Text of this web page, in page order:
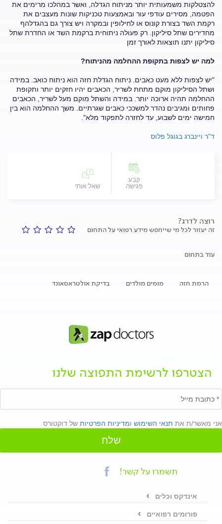
להצטלקות משמעותית יותר מניתוח הגדלה, ואשר במהלכו מרימים את
הפטמה, מסירים עודפי עור ובאמצעות טכניקות שונות מעצבים את
רקמת השד בצורת קונוס או לחילופין ובמקרה ויש צורך גם בהגדלהף
מחדירים שתל סיליקון. רק פעולה ניתוחית ברקמת השד או החדרת שתל
סיליקון יתנו תוצאות לאורך זמן
למה יש לצפות בתקופת ההחלמה מהניתוח?
"יש לצפות ללא מעט כאבים. ניתוח הגדלת חזה הוא ניתוח כואב. במידה
ושתל הסיליקון מוקם מתחת לשריר, הכאבים יהיו חזקים יותר ותקופת
ההחלמה תהיה ארוכה יותר. במידה והשתל מוקם מעל לשריר, הכאבים
פחותים ומגיבים נהדר למשככי כאבים שגרתיים. משך ההחלמה הוא בין
חמישה ימים לשבוע, עד לחזרה לתפקוד מלא".
ד"ר ויינברג בגוגל פלוס
קבע
פגישה
שאל אותי
רוצה לדרג?
זה יעזור לכל מי שייחפש מידע רפואי על התחום
עוד בתחום
הרמת חזה מומים מולדים בדיקת אולטראסאונד
הצטרפו לרשימת התפוצה שלנו
אני מאשר/ת את תנאי השימוש ומדיניות הפרטיות של דוקטורס
שלח
תשמרו על קשר!
אינדקס וכלים
פורומים רפואיים